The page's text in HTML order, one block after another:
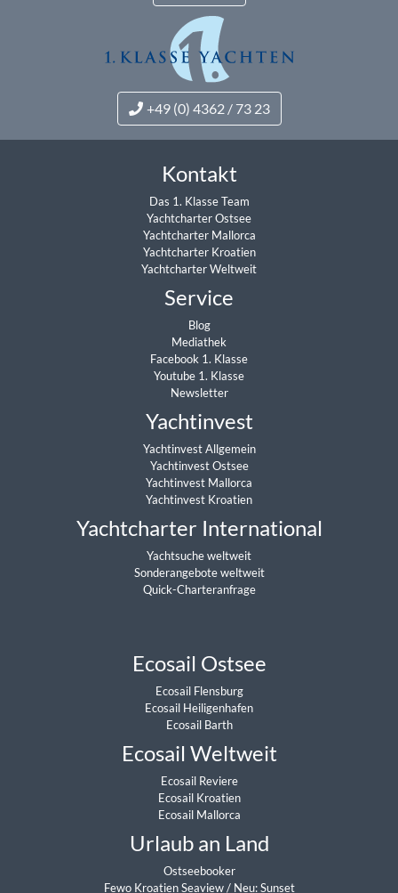
+49 (0) 4362 / 73 23
Kontakt
Yachtcharter Mallorca
Yachtcharter Kroatien
Yachtcharter Weltweit
Service
Blog
Mediathek
Facebook 1. Klasse
Youtube 1. Klasse
Newsletter
Yachtinvest
Yachtinvest Allgemein
Yachtinvest Ostsee
Yachtinvest Mallorca
Yachtinvest Kroatien
Yachtcharter International
Yachtsuche weltweit
Sonderangebote weltweit
Quick-Charteranfrage
Ecosail Ostsee
Ecosail Barth
Ecosail Weltweit
Ecosail Reviere
Ecosail Kroatien
Ecosail Mallorca
Urlaub an Land
Ostseebooker
Fewo Kroatien Seaview/Neu: Sunset
Fewo Kroatien Penthouse
Partner